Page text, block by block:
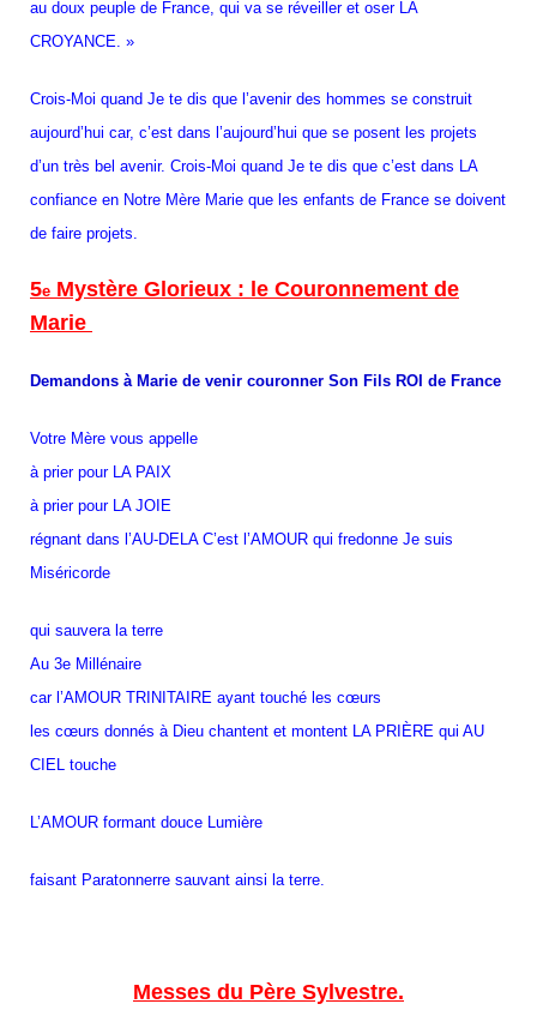
au doux peuple de France, qui va se réveiller et oser LA
CROYANCE. »
Crois-Moi quand Je te dis que l’avenir des hommes se construit
aujourd’hui car, c’est dans l’aujourd’hui que se posent les projets
d’un très bel avenir. Crois-Moi quand Je te dis que c’est dans LA
confiance en Notre Mère Marie que les enfants de France se doivent
de faire projets.
5e Mystère Glorieux : le Couronnement de
Marie
Demandons à Marie de venir couronner Son Fils ROI de France
Votre Mère vous appelle
à prier pour LA PAIX
à prier pour LA JOIE
régnant dans l’AU-DELA C’est l’AMOUR qui fredonne Je suis
Miséricorde
qui sauvera la terre
Au 3e Millénaire
car l’AMOUR TRINITAIRE ayant touché les cœurs
les cœurs donnés à Dieu chantent et montent LA PRIÈRE qui AU
CIEL touche
L’AMOUR formant douce Lumière
faisant Paratonnerre sauvant ainsi la terre.
Messes du Père Sylvestre.